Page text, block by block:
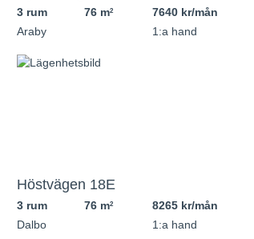
3 rum 76 m2
7640 kr/mån
Araby
1:a hand
Höstvägen 18E
3 rum 76 m2
8265 kr/mån
Dalbo
1:a hand